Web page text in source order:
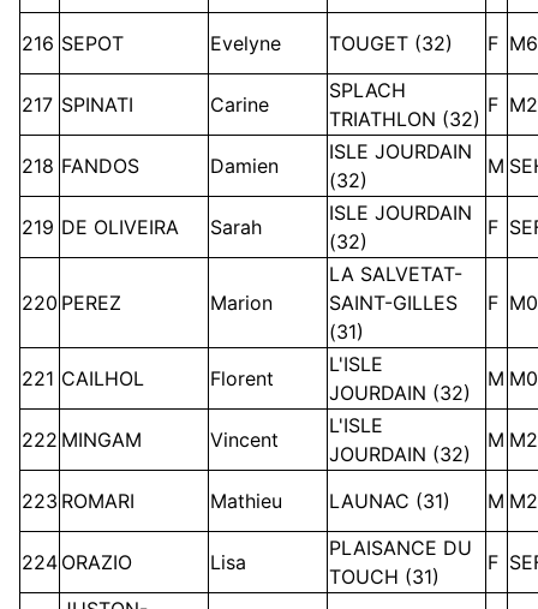
216 SEPOT Evelyne TOUGET (32) F
217 SPINATI Carine
SPLACH
TRIATHLON (32)
F
218 FANDOS Damien
ISLE JOURDAIN
(32)
M
219 DE OLIVEIRA Sarah
ISLE JOURDAIN
(32)
F
220 PEREZ Marion
LA SALVETAT-
SAINT-GILLES
(31)
F
221 CAILHOL Florent
L'ISLE
JOURDAIN (32)
M
222 MINGAM Vincent
L'ISLE
JOURDAIN (32)
M
223 ROMARI Mathieu LAUNAC (31) M
224 ORAZIO Lisa
PLAISANCE DU
TOUCH (31)
F